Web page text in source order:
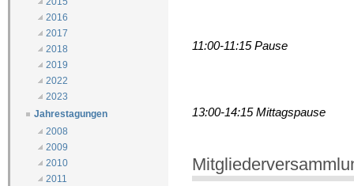
2016
2017
2018
2019
2022
2023
Jahrestagungen
2008
2009
2010
2011
11:00-11:15 Pause
13:00-14:15 Mittagspause